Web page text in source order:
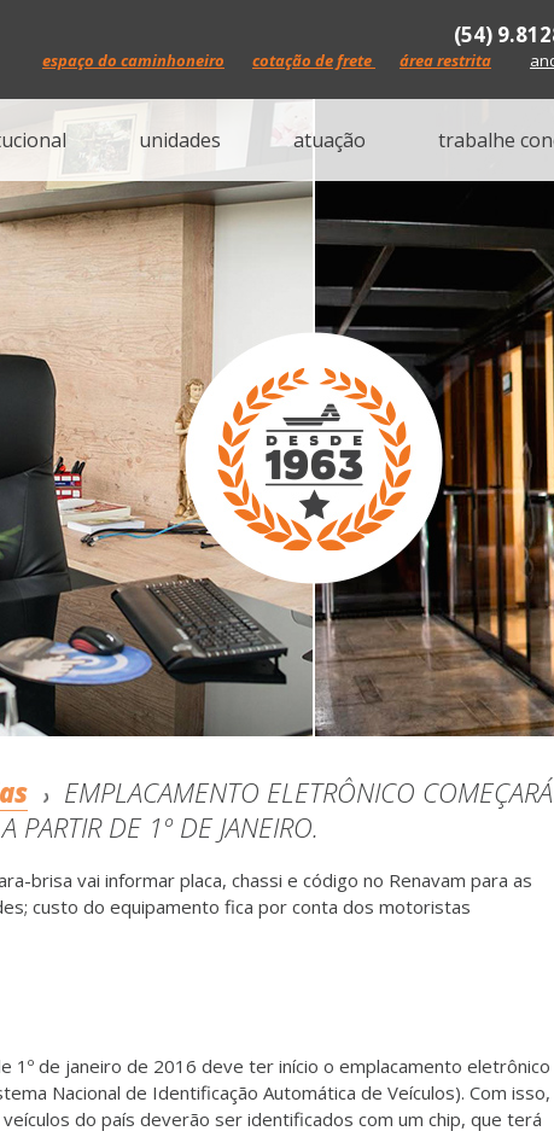
espaço do caminhoneiro cotação de frete área restrita
(54)
unidades atuação trabalhe
EMPLACAMENTO ELETRÔNICO
PARTIR DE 1º DE JANEIRO.
brisa vai informar placa, chassi e código no Renavam para as
custo do equipamento fica por conta dos motoristas
1º de janeiro de 2016 deve ter início o emplacamento
Nacional de Identificação Automática de Veículos). Com isso,
do país deverão ser identificados com um chip, que terá